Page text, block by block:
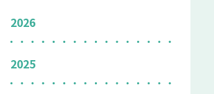
2026
2025